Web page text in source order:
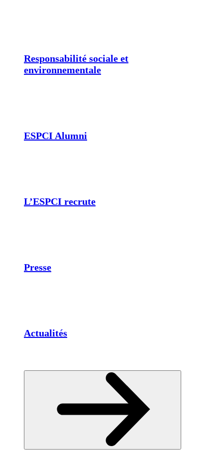
Responsabilité sociale et
environnementale
ESPCI Alumni
L’ESPCI recrute
Presse
Actualités